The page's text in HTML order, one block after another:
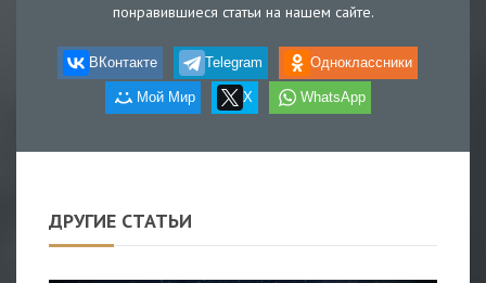
понравившиеся статьи на нашем сайте.
ВКонтакте Telegram Одноклассники
Мой Мир X WhatsApp
ДРУГИЕ СТАТЬИ